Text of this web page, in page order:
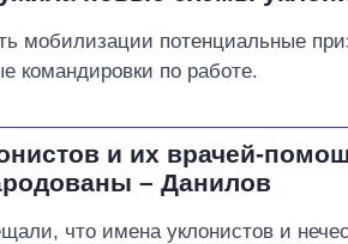
мобилизации потенциальные
командировки по работе.
и их врачей-
– Данилов
что имена уклонистов и